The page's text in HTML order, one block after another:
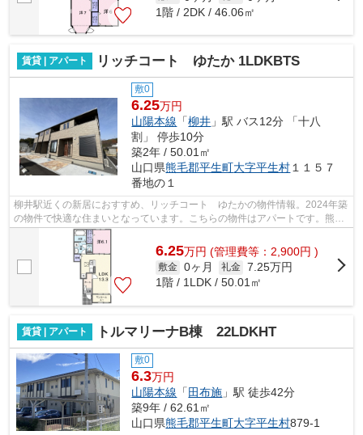
1階 / 2DK / 46.06㎡
賃貸 | アパート リッチコート ゆたか 1LDKBTS
敷0
6.25万円
山陽本線 「柳井 」駅 バス12分 「十八
割」 停歩10分
築2年 / 50.01㎡
山口県熊毛郡平生町大字平生村 １１５７
番地の１
柳井駅近くの新居におすすめ、リッチコート ゆたかの物件情報。2024年築
の物件で快適な住まいとなっています。こちらの物件はアパートです。熊毛
郡平生町エリアで快適な住まいを見つ...
6.25万円 (管理費等：2,900円 )
敷金 0ヶ月 礼金 7.25万円
1階 / 1LDK / 50.01㎡
賃貸 | アパート トルマリーナB棟 22LDKHT
敷0
6.3万円
山陽本線 「 田布施 」駅 徒歩42分
築9年 / 62.61㎡
山口県熊毛郡平生町大字平生村879-1